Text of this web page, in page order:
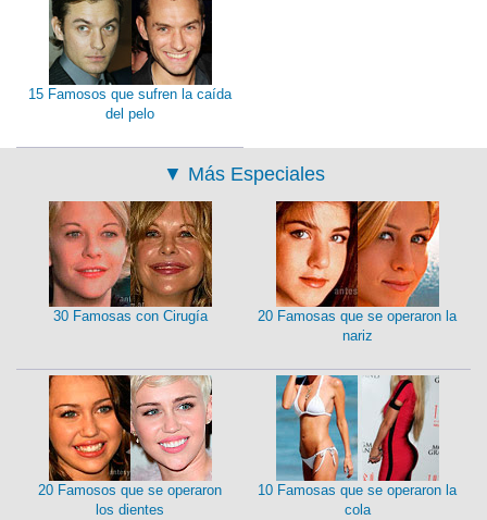
15 Famosos que sufren la caída
del pelo
▼ Más Especiales
30 Famosas con Cirugía
20 Famosas que se operaron la
nariz
20 Famosos que se operaron
los dientes
10 Famosas que se operaron la
cola